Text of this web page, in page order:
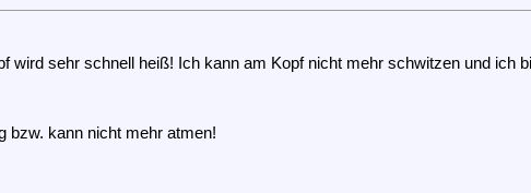
sehr schnell heiß! Ich kann am Kopf nicht mehr schwitzen und ich
bzw. kann nicht mehr atmen!